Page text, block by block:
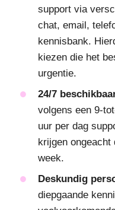
support via
chat, email,
kennisbank.
kiezen die het
urgentie.
24/7
volgens een 9-
uur per dag
krijgen
week.
Deskundig
diepgaande